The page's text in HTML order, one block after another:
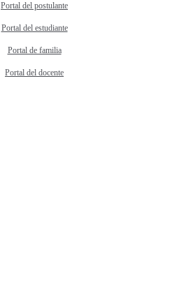
Portal del postulante
Portal del estudiante
Portal de familia
Portal del docente